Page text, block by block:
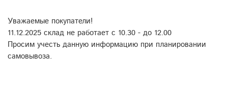
Уважаемые покупатели!
11.12.2025 склад не работает с 10.30 - до 12.00
Просим учесть данную информацию при планировании
самовывоза.